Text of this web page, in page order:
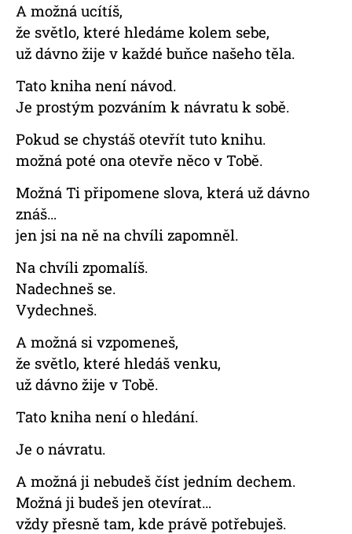
A možná ucítíš,
že světlo, které hledáme kolem sebe,
už dávno žije v každé buňce našeho těla.
Tato kniha není návod.
Je prostým pozváním k návratu k sobě.
Pokud se chystáš otevřít tuto knihu.
možná poté ona otevře něco v Tobě.
Možná Ti připomene slova, která už dávno
znáš…
jen jsi na ně na chvíli zapomněl.
Na chvíli zpomalíš.
Nadechneš se.
Vydechneš.
A možná si vzpomeneš,
že světlo, které hledáš venku,
už dávno žije v Tobě.
Tato kniha není o hledání.
Je o návratu.
A možná ji nebudeš číst jedním dechem.
Možná ji budeš jen otevírat…
vždy přesně tam, kde právě potřebuješ.